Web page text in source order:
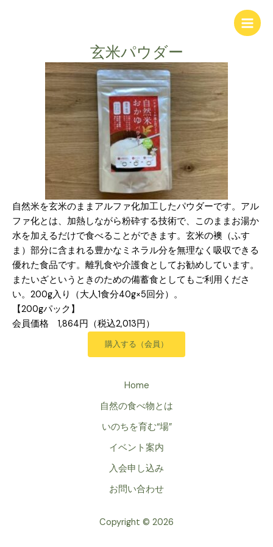
Main
玄米パウダー
自然米を玄米のままアルファ化加工したパウダーです。アル
ファ化とは、加熱しながら粉砕する技術で、このままお湯か
水を加えるだけで食べることができます。玄米の襖（ふす
ま）部分に含まれる豊かなミネラル分を無理なく吸収できる
優れた食品です。離乳食や介護食としてお勧めしています。
またいざというときのための備蓄食としてもご利用くださ
い。200g入り（大人1食分40g×5回分）。
【200gパック】
会員価格 1,864円（税込2,013円）
購入する（会員）
Home
自然の食べ物とは
いのちを育む“場”
イベント案内
入会申し込み
お問い合わせ
Copyright © 2026